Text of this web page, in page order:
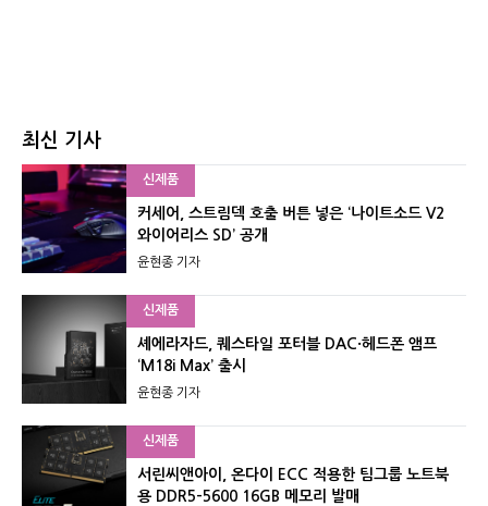
최신 기사
신제품
커세어, 스트림덱 호출 버튼 넣은 ‘나이트소드 V2
와이어리스 SD’ 공개
윤현종 기자
신제품
셰에라자드, 퀘스타일 포터블 DAC·헤드폰 앰프
‘M18i Max’ 출시
윤현종 기자
신제품
서린씨앤아이, 온다이 ECC 적용한 팀그룹 노트북
용 DDR5-5600 16GB 메모리 발매